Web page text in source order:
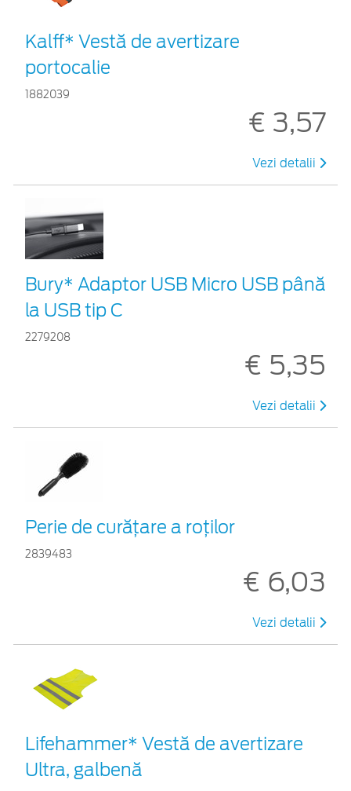
Kalff* Vestă de avertizare
portocalie
1882039
€ 3,57
Vezi detalii
Bury* Adaptor USB Micro USB până
la USB tip C
2279208
€ 5,35
Vezi detalii
Perie de curățare a roților
2839483
€ 6,03
Vezi detalii
Lifehammer* Vestă de avertizare
Ultra, galbenă